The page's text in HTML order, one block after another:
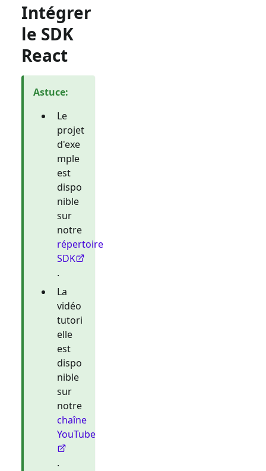
Intégrer
le SDK
React
Astuce:
Le
projet
d'exe
mple
est
dispo
nible
sur
notre
répertoire
SDK
.
La
vidéo
tutori
elle
est
dispo
nible
sur
notre
chaîne
YouTube
.